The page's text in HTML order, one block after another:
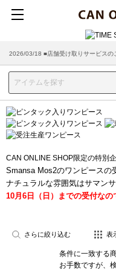
2026/03/18 ■店舗受け取りサービスの
CAN ONLINE SHOP限定の特別企
Smansa Mos2のワンピースの
ナチュラルな雰囲気はサマン
10月6日（日）までの受付な
さらに絞り込む 表
条件に一致する
お手数ですが、